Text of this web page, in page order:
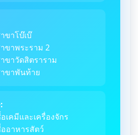
ขาโบ๊เบ๊
ขาพระราม 2
ขาวัดสิตราราม
าขาพันท้าย
เคมีและเครื่องจักร
ออาหารสัตว์